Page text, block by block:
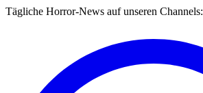
Tägliche Horror-News auf unseren Channels: